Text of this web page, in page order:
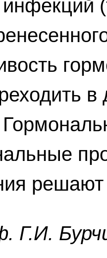
решают
Г.И.